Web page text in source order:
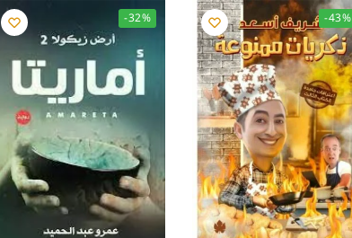
-43%
-32%